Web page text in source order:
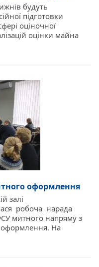
будуть
підготовки
оціночної
оцінки майна
оформлення
залі
робоча нарада
митного напряму з
На